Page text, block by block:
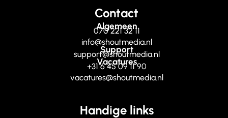
Contact
Algemeen
070 221 32 11
info@shoutmedia.nl
Support
support@shoutmedia.nl
Vacatures
+31 6 45 09 11 90
vacatures@shoutmedia.nl
Handige links